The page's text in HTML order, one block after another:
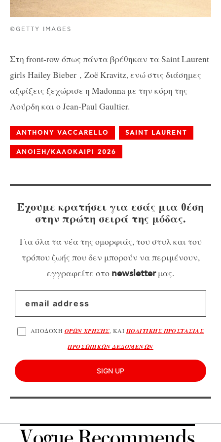
©GETTY IMAGES
Στη front-row όπως πάντα βρέθηκαν τα Saint Laurent
girls Hailey Bieber , Zoë Kravitz, ενώ στις διάσημες
αξφίξεις ξεχώρισε η Madonna με την κόρη της
Λούρδη και ο Jean-Paul Gaultier.
ANTHONY VACCARELLO SAINT LAURENT
ΑΝΟΙΞΗ/ΚΑΛΟΚΑΙΡΙ 2026
Έχουμε κρατήσει για εσάς μια θέση
στην πρώτη σειρά της μόδας.
Για όλα τα νέα της ομορφιάς, του στυλ και του
τρόπου ζωής που δεν μπορούν να περιμένουν,
εγγραφείτε στο newsletterμας.
ΑΠΟΔΟΧΗ ΟΡΩΝ ΧΡΗΣΗΣ, ΚΑΙ ΠΟΛΙΤΙΚΗΣ ΠΡΟΣΤΑΣΙΑΣ
ΠΡΟΣΩΠΙΚΩΝ ΔΕΔΟΜΕΝΩΝ
SIGN UP